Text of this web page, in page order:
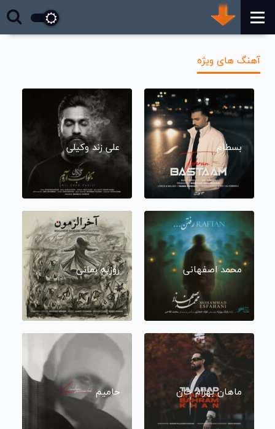
آهنگ های ویژه
بسطام علی زند وکیلی
محمد اصفهانی روزبه بمانی
ماهان بهرام خان حامیم